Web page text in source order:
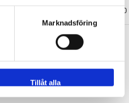
Marknadsföring
Tillåt alla
116.0